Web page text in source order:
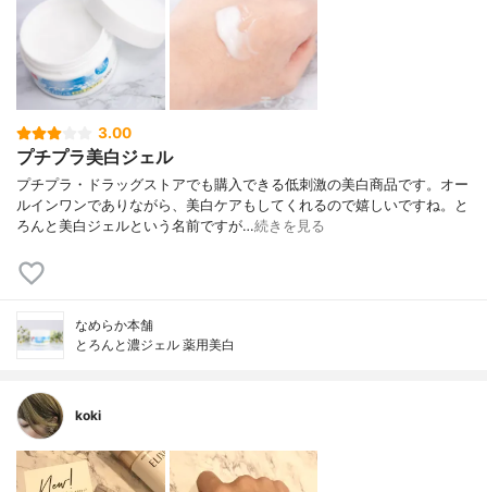
3.00
プチプラ美白ジェル
プチプラ・ドラッグストアでも購入できる低刺激の美白商品です。オー
ルインワンでありながら、美白ケアもしてくれるので嬉しいですね。と
ろんと美白ジェルという名前ですが…続きを見る
なめらか本舗
とろんと濃ジェル 薬用美白
koki